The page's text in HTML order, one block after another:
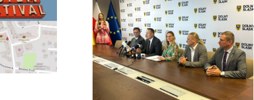
Zapamiętaj moje dane w tej przeglądarce podczas pisania
kolejnych komentarzy.